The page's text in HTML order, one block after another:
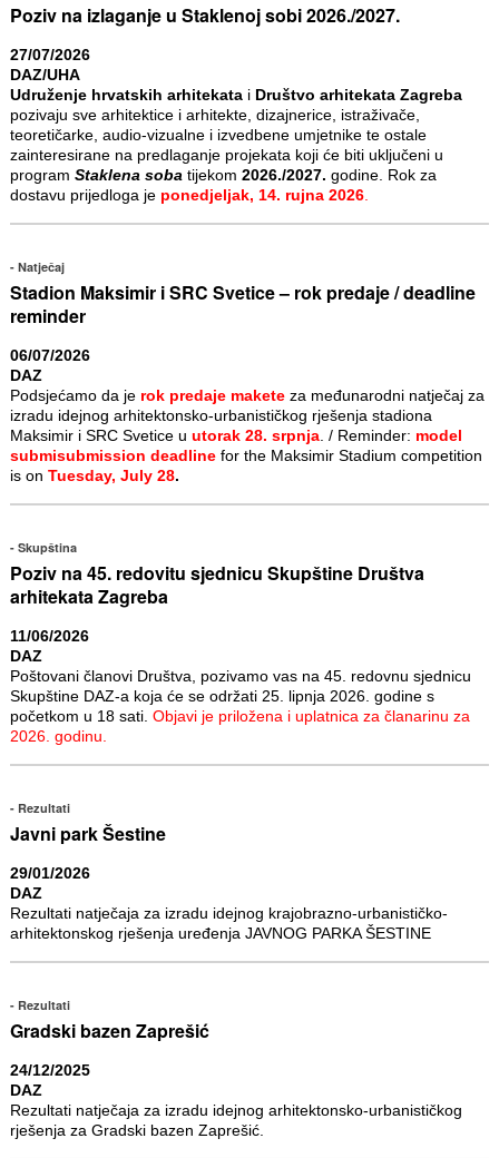
Poziv na izlaganje u Staklenoj sobi 2026./2027.
27/07/2026
DAZ/UHA
Udruženje hrvatskih arhitekatai Društvo arhitekata Zagreba
pozivaju sve arhitektice i arhitekte, dizajnerice, istraživače,
teoretičarke, audio-vizualne i izvedbene umjetnike te ostale
zainteresirane na predlaganje projekata koji će biti uključeni u
program Staklena soba tijekom 2026./2027. godine. Rok za
dostavu prijedloga je ponedjeljak, 14. rujna 2026.
Natječaj
Stadion Maksimir i SRC Svetice – rok predaje / deadline
reminder
06/07/2026
DAZ
Podsjećamo da je rok predaje maketeza međunarodni natječaj za
izradu idejnog arhitektonsko-urbanističkog rješenja stadiona
Maksimir i SRC Svetice u utorak 28. srpnja. / Reminder: model
submisubmission deadlinefor the Maksimir Stadium competition
is on Tuesday, July 28.
Skupština
Poziv na 45. redovitu sjednicu Skupštine Društva
arhitekata Zagreba
11/06/2026
DAZ
Poštovani članovi Društva, pozivamo vas na 45. redovnu sjednicu
Skupštine DAZ-a koja će se održati 25. lipnja 2026. godine s
početkom u 18 sati. Objavi je priložena i uplatnica za članarinu za
2026. godinu.
Rezultati
Javni park Šestine
29/01/2026
DAZ
Rezultati natječaja za izradu idejnog krajobrazno-urbanističko-
arhitektonskog rješenja uređenja JAVNOG PARKA ŠESTINE
Rezultati
Gradski bazen Zaprešić
24/12/2025
DAZ
Rezultati natječaja za izradu idejnog arhitektonsko-urbanističkog
rješenja za Gradski bazen Zaprešić.